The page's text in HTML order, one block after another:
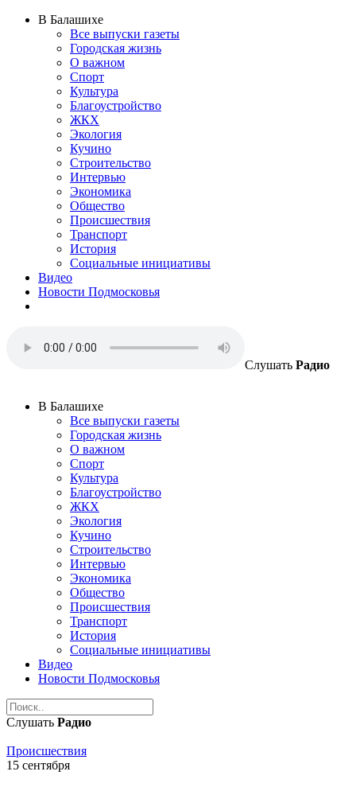
В Балашихе
Все выпуски газеты
Городская жизнь
О важном
Спорт
Культура
Благоустройство
ЖКХ
Экология
Кучино
Строительство
Интервью
Экономика
Общество
Происшествия
Транспорт
История
Социальные инициативы
Видео
Новости Подмосковья
Слушать Радио
В Балашихе
Все выпуски газеты
Городская жизнь
О важном
Спорт
Культура
Благоустройство
ЖКХ
Экология
Кучино
Строительство
Интервью
Экономика
Общество
Происшествия
Транспорт
История
Социальные инициативы
Видео
Новости Подмосковья
Слушать Радио
Происшествия
15 сентября